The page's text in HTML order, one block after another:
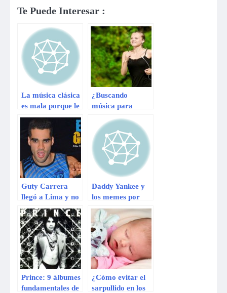
Te Puede Interesar :
La música clásica
es mala porque le
gustaba a Hitler,
dice Daddy
Yankee
¿Buscando
música para
podría ser la ‘play
list’ perfecta
Guty Carrera
llegó a Lima y no
quiso hablar
sobre fotos
desnudo o Milett
Figueroa
Daddy Yankee y
los memes por
decir que la
música clásica es
mala porque le
gustaba a Adolf
Hitler
Prince: 9 álbumes
fundamentales de
¿Cómo evitar el
sarpullido en los